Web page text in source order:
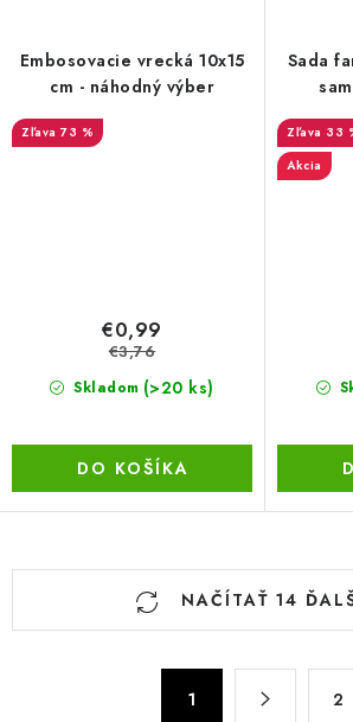
Embosovacie vrecká 10x15
cm - náhodný výber
73 %
Skladom (>20 ks)
€0,99
€3,76
DO KOŠÍKA
Sada
33
Akcia
NAČÍTAŤ 14
1 2